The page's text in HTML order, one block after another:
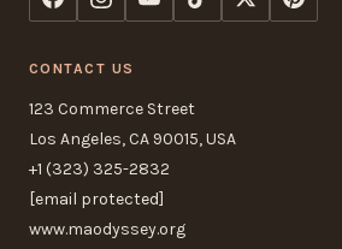
CONTACT US
123 Commerce Street
Los Angeles, CA 90015, USA
+1 (323) 325-2832
[email protected]
www.maodyssey.org